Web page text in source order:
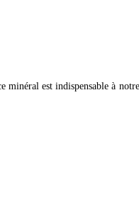
minéral est indispensable à